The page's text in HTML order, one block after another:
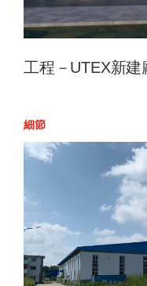
工程－UTEX新建
細節